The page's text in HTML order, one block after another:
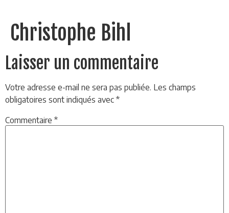
Christophe Bihl
Laisser un commentaire
Votre adresse e-mail ne sera pas publiée. Les champs
obligatoires sont indiqués avec *
Commentaire *